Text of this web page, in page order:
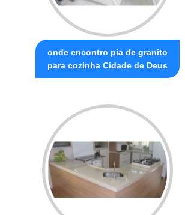
onde encontro pia de granito
para cozinha Cidade de Deus